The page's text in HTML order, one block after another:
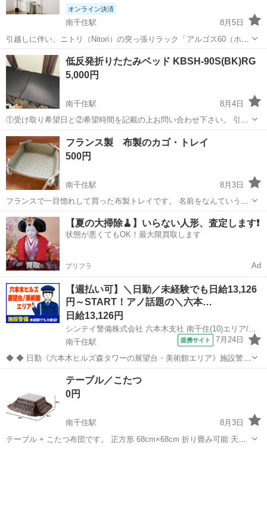
オンライン決済
南千住駅
8月5日
引越しに伴い、ニトリ（Nitori）の突っ張りラック「アルゴス60（ホワ
イト）」をお譲りいたします。 【商品仕様】 ・サイズ：幅62.5×奥行
27×高さ200〜265cm ・特徴：天井と床で突っ張るタイプで、棚板の位
置を自...
東京 台東区 南千住駅 収納家具 シェルフ
低反発折りたたみベッド KBSH-90S(BK)RG
5,000円
南千住駅
8月4日
①受け取り希望日と②希望時間を記載の上お問い合わせ下さい。 引渡
し場所は南千住駅から徒歩15分の自宅マンションです。三ノ輪駅から
も徒歩15分程度です。 一人で持ち上げられるように左右にハンドルが
付いています。 キャ...
東京 台東区 南千住駅 ベッド
フランス製 布製のカゴ・トレイ
500円
南千住駅
8月3日
フランスで一目惚れして買った布製トレイです。 名前をなんていうの
かわからないです。 四隅を結べはカゴにもトレイにもなります。 使わ
ない時は平たくしてしまっておけます。 フルーツやお菓子を入れて
も、食器を入れても素敵です。 ...
東京 荒川区 南千住駅 家具 カゴ
【夏の大掃除🧹】いらない人形、査定します❗️
状態が悪くてもOK！最大限買取します
プリフラ Ad
【週払い可】＼日勤／未経験でも日給13,126
円～START！アノ話題の＼六本…
日給13,126円
シンテイ警備株式会社 六本木支社 南千住(10)エリア/A3203200117
南千住駅
提携サイト 7月24日
◆ ◆ 日勤《六本木ヒルズ森タワーの展望台・美術館エリア》施設警備
のお仕事！ 室内勤務だから天候に左右されずに 勤務出来る環境です♪
日勤のみ＆週3日～OKだから プライベートも大事にしながら働けま
す！ ＼未経験スター...
南千住駅 警備員
テーブル／こたつ
0円
南千住駅
8月3日
テーブル + こたつ布団です。 正方形 68cm×68cm 折り畳み可能 天板